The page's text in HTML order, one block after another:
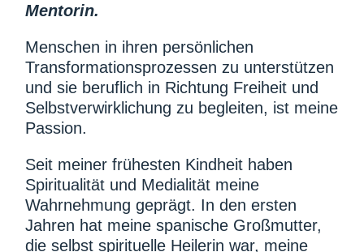
Mentorin.
Menschen in ihren persönlichen
Transformationsprozessen zu unterstützen
und sie beruflich in Richtung Freiheit und
Selbstverwirklichung zu begleiten, ist meine
Passion.
Seit meiner frühesten Kindheit haben
Spiritualität und Medialität meine
Wahrnehmung geprägt. In den ersten
Jahren hat meine spanische Großmutter,
die selbst spirituelle Heilerin war, meine